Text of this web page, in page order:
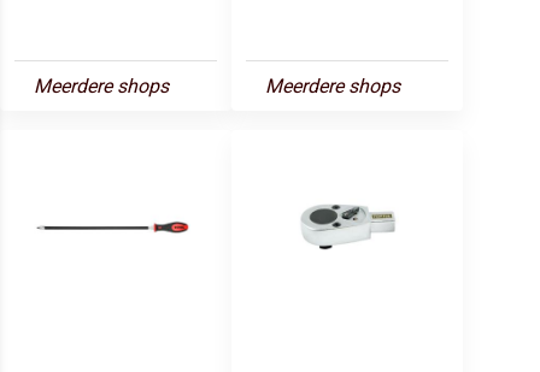
Meerdere shops Meerdere shops